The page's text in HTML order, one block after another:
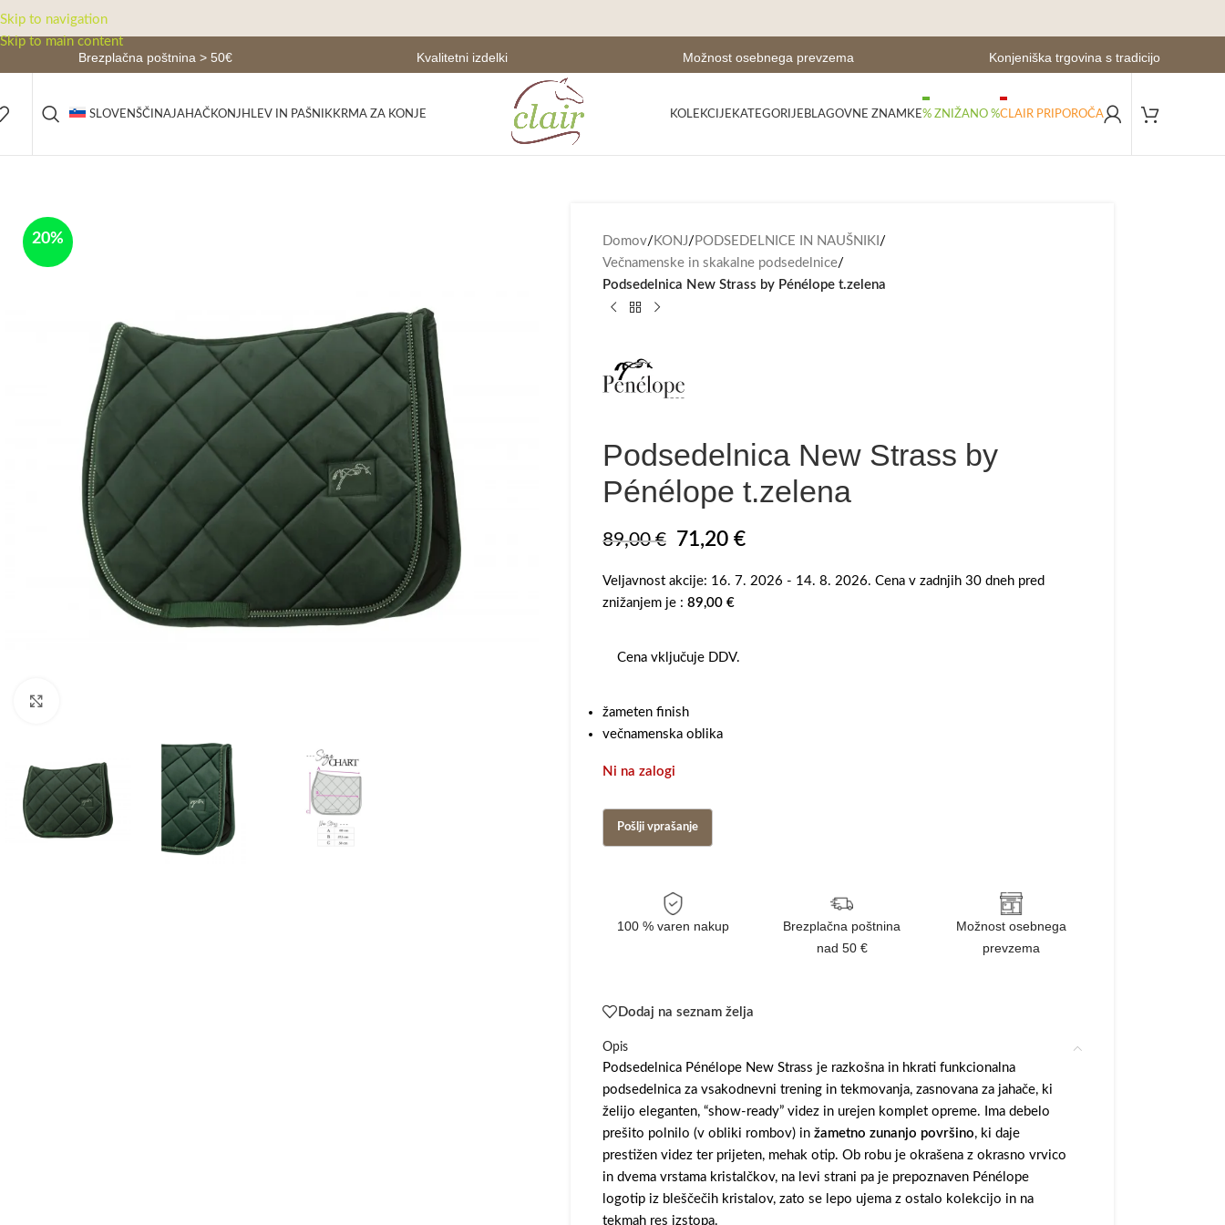
Skip to navigation
Skip to main content
Brezplačna poštnina > 50€ Kvalitetni izdelki Možnost osebnega prevzema Konjeniška trgovina s tradicijo
SLOVENŠČINAJAHAČKONJ HLEV IN PAŠNIK KRMA ZA KONJE KOLEKCIJE KATEGORIJE BLAGOVNE ZNAMKE% ZNIŽANO %CLAIR PRIPOROČA
-100%
20% Domov/ KONJ/ PODSEDELNICE IN NAUŠNIKI /
Večnamenske in skakalne podsedelnice/
Podsedelnica New Strass by Pénélope t.zelena
Podsedelnica New Strass by
Pénélope t.zelena
89,00€ 71,20 €
Veljavnost akcije: 16. 7. 2026 - 14. 8. 2026. Cena v zadnjih 30 dneh pred
znižanjem je : 89,00 €
Cena vključuje DDV.
žameten finish
večnamenska oblika
Ni na zalogi
100 % varen nakup
Brezplačna poštnina
nad 50 €
Možnost osebnega
prevzema
Dodaj na seznam želja
Opis
Podsedelnica Pénélope New Strass je razkošna in hkrati funkcionalna
podsedelnica za vsakodnevni trening in tekmovanja, zasnovana za jahače, ki
želijo eleganten, “show-ready” videz in urejen komplet opreme. Ima debelo
prešito polnilo (v obliki rombov) inžametno zunanjo površino, ki daje
prestižen videz ter prijeten, mehak otip. Ob robu je okrašena z okrasno vrvico
in dvema vrstama kristalčkov, na levi strani pa je prepoznaven Pénélope
logotip iz bleščečih kristalov, zato se lepo ujema z ostalo kolekcijo in na
tekmah res izstopa.